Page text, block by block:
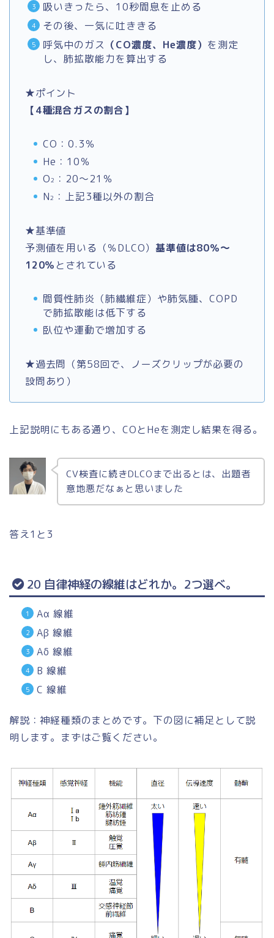
吸いきったら、10秒間息を止める
その後、一気に吐ききる
呼気中のガス （CO濃度、He濃度） を測定
し、肺拡散能力を算出する
★ポイント
【4種混合ガスの割合】
CO：0.3％
He：10％
O2
：20～21％
N2 ：上記3種以外の割合
★基準値
予測値を用いる（％DLCO）基準値は80％～
120％ とされている
間質性肺炎（肺繊維症）や肺気腫、COPD
で肺拡散能は低下する
臥位や運動で増加する
★過去問（第58回で、ノーズクリップが必要の
設問あり）
上記説明にもある通り、COとHeを測定し結果を得る。
CV検査に続きDLCOまで出るとは、出題者
意地悪だなぁと思いました
答え1と3
20 自律神経の線維はどれか。2つ選べ。
Aα 線維
Aβ 線維
Aδ 線維
B 線維
C 線維
解説：神経種類のまとめです。下の図に補足として説
明します。まずはご覧ください。